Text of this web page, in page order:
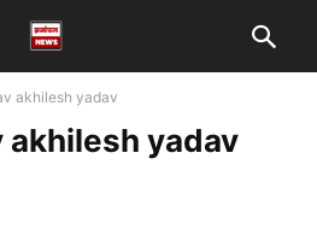
akhilesh yadav
akhilesh yadav